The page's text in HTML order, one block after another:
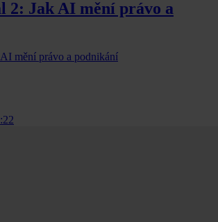
2: Jak AI mění právo a
mění právo a podnikání